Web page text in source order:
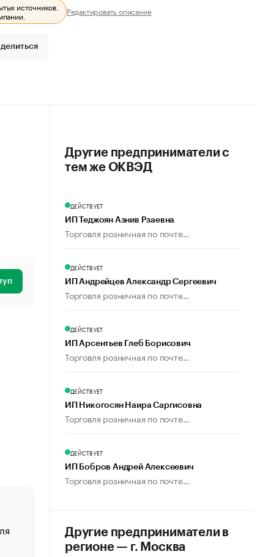
источников.
Редактировать описание
«От спорта тело стареет иначе». Как живет глава
создавшей GTA
Другие предприниматели с
тем же ОКВЭД
ДЕЙСТВУЕТ
ИП Теджоян Азнив Рзаевна
Торговля розничная по почте...
ДЕЙСТВУЕТ
ИП Андрейцев Александр Сергеевич
Торговля розничная по почте...
ДЕЙСТВУЕТ
ИП Арсентьев Глеб Борисович
Торговля розничная по почте...
ДЕЙСТВУЕТ
ИП Никогосян Наира Саргисовна
Торговля розничная по почте...
ДЕЙСТВУЕТ
ИП Бобров Андрей Алексеевич
Торговля розничная по почте...
Другие предприниматели в
регионе — г. Москва